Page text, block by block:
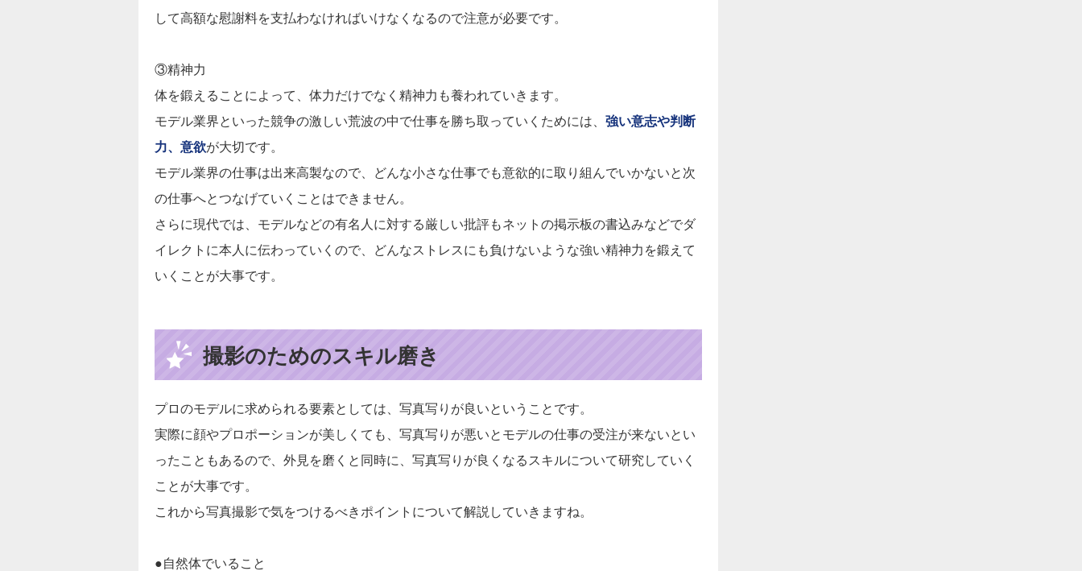
して高額な慰謝料を支払わなければいけなくなるので注意が必要です。
③精神力
体を鍛えることによって、体力だけでなく精神力も養われていきます。
モデル業界といった競争の激しい荒波の中で仕事を勝ち取っていくためには、 強い意志や判断
力、意欲が大切です。
モデル業界の仕事は出来高製なので、どんな小さな仕事でも意欲的に取り組んでいかないと次
の仕事へとつなげていくことはできません。
さらに現代では、モデルなどの有名人に対する厳しい批評もネットの掲示板の書込みなどでダ
イレクトに本人に伝わっていくので、どんなストレスにも負けないような強い精神力を鍛えて
いくことが大事です。
撮影のためのスキル磨き
プロのモデルに求められる要素としては、写真写りが良いということです。
実際に顔やプロポーションが美しくても、写真写りが悪いとモデルの仕事の受注が来ないとい
ったこともあるので、外見を磨くと同時に、写真写りが良くなるスキルについて研究していく
ことが大事です。
これから写真撮影で気をつけるべきポイントについて解説していきますね。
●自然体でいること